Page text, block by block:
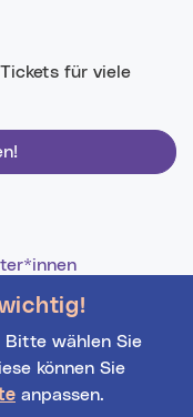
Bitte wählen Sie
können Sie
anpassen.
für viele